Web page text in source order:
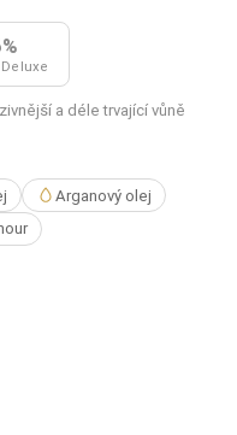
a déle trvající vůně
Arganový olej